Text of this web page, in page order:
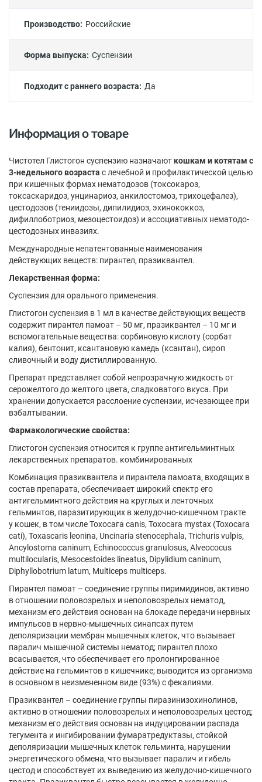
Производство: Российские
Форма выпуска: Суспензии
Подходит с раннего возраста: Да
Информация о товаре
Чистотел Глистогон суспензию назначают кошкам и котятам с
3-недельного возраста с лечебной и профилактической целью
при кишечных формах нематодозов (токсокароз,
токсаскаридоз, унцинариоз, анкилостомоз, трихоцефалез),
цестодозов (тениидозы, дипилидиоз, эхинококкоз,
дифиллоботриоз, мезоцестоидоз) и ассоциативных нематодо-
цестодозных инвазиях.
Международные непатентованные наименования
действующих веществ: пирантел, празиквантел.
Лекарственная форма:
Суспензия для орального применения.
Глистогон суспензия в 1 мл в качестве действующих веществ
содержит пирантел памоат – 50 мг, празиквантел – 10 мг и
вспомогательные вещества: сорбиновую кислоту (сорбат
калия), бентонит, ксантановую камедь (ксантан), сироп
сливочный и воду дистиллированную.
Препарат представляет собой непрозрачную жидкость от
серожелтого до желтого цвета, сладковатого вкуса. При
хранении допускается расслоение суспензии, исчезающее при
взбалтывании.
Фармакологические свойства:
Глистогон суспензия относится к группе антигельминтных
лекарственных препаратов. комбинированных
Комбинация празиквантела и пирантела памоата, входящих в
состав препарата, обеспечивает широкий спектр его
антигельминтного действия на круглых и ленточных
гельминтов, паразитирующих в желудочно-кишечном тракте
у кошек, в том числе Тохосага сanis, Toxocara mystax (Toxocara
cati), Toxascaris leonina, Uncinaria stenocephala, Trichuris vulpis,
Ancylostoma caninum, Echinococcus granulosus, Alveococus
multilocularis, Mesocestoides lineatus, Dipylidium caninum,
Diphyllobotrium latum, Multiceps multiceps.
Пирантел памоат – соединение группы пиримидинов, активно
в отношении половозрелых и неполовозрелых нематод,
механизм его действия основан на блокаде передачи нервных
импульсов в нервно-мышечных синапсах путем
деполяризации мембран мышечных клеток, что вызывает
паралич мышечной системы нематод; пирантел плохо
всасывается, что обеспечивает его пролонгированное
действие на гельминтов в кишечнике; выводится из организма
в основном в неизмененном виде (93%) с фекалиями.
Празиквантел – соединение группы пиразинизохинолинов,
активно в отношении половозрелых и неполовозрелых цестод;
механизм его действия основан на индуцировании распада
тегумента и ингибировании фумаратредуктазы, стойкой
деполяризации мышечных клеток гельминта, нарушении
энергетического обмена, что вызывает паралич и гибель
цестод и способствует их выведению из желудочно-кишечного